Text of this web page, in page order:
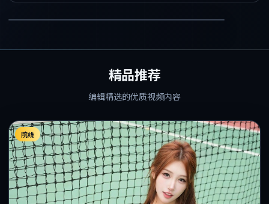
精品推荐
编辑精选的优质视频内容
院线